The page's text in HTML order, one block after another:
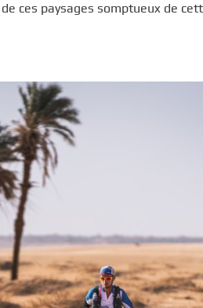
ces paysages somptueux de